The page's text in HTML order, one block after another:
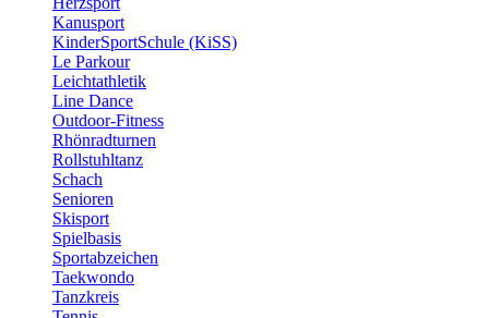
Kanusport
KinderSportSchule (KiSS)
Le Parkour
Leichtathletik
Line Dance
Outdoor-Fitness
Rhönradturnen
Rollstuhltanz
Schach
Senioren
Skisport
Spielbasis
Sportabzeichen
Taekwondo
Tanzkreis